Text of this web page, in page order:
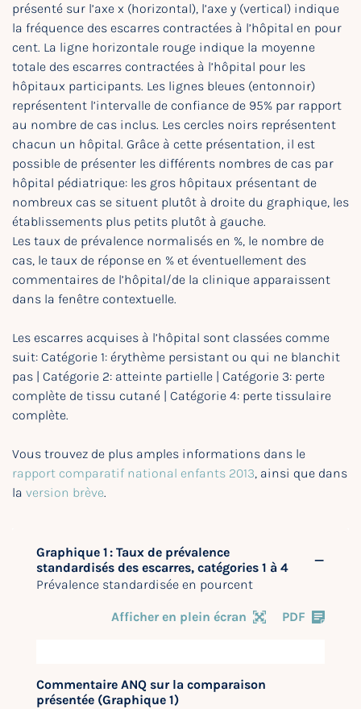
présenté sur l’axe x (horizontal), l’axe y (vertical) indique
la fréquence des escarres contractées à l’hôpital en pour
cent. La ligne horizontale rouge indique la moyenne
totale des escarres contractées à l’hôpital pour les
hôpitaux participants. Les lignes bleues (entonnoir)
représentent l’intervalle de confiance de 95% par rapport
au nombre de cas inclus. Les cercles noirs représentent
chacun un hôpital. Grâce à cette présentation, il est
possible de présenter les différents nombres de cas par
hôpital pédiatrique: les gros hôpitaux présentant de
nombreux cas se situent plutôt à droite du graphique, les
établissements plus petits plutôt à gauche.
Les taux de prévalence normalisés en %, le nombre de
cas, le taux de réponse en % et éventuellement des
commentaires de l’hôpital/de la clinique apparaissent
dans la fenêtre contextuelle.
Les escarres acquises à l’hôpital sont classées comme
suit: Catégorie 1: érythème persistant ou qui ne blanchit
pas | Catégorie 2: atteinte partielle | Catégorie 3: perte
complète de tissu cutané | Catégorie 4: perte tissulaire
complète.
Vous trouvez de plus amples informations dans le
rapport comparatif national enfants 2013, ainsi que dans
la version brève.
Graphique 1 : Taux de prévalence
standardisés des escarres, catégories 1 à 4
Prévalence standardisée en pourcent
Afficher en plein écran PDF
Commentaire ANQ sur la comparaison
présentée (Graphique 1)